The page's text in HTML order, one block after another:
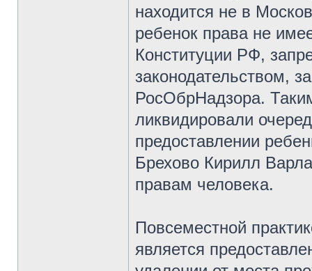
находится не в
ребенок права не
Конституции РФ,
законодательством,
РосОбрНадзора.
ликвидировали
предоставлении
Брехово Кирилл
правам человека.
Повсеместной
является